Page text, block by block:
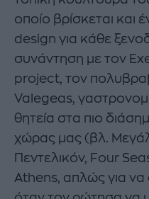
οποίο βρίσκεται και
design για κάθε
συνάντηση με τον
project, τον
Valegeas,
θητεία στα πιο
χώρας μας (βλ.
Πεντελικόν, Four
Athens, απλώς για